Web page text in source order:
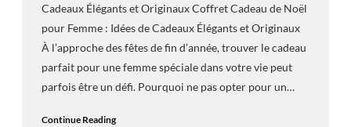
Cadeaux Élégants et Originaux Coffret Cadeau de Noël
pour Femme : Idées de Cadeaux Élégants et Originaux
À l’approche des fêtes de fin d’année, trouver le cadeau
parfait pour une femme spéciale dans votre vie peut
parfois être un défi. Pourquoi ne pas opter pour un…
Continue Reading